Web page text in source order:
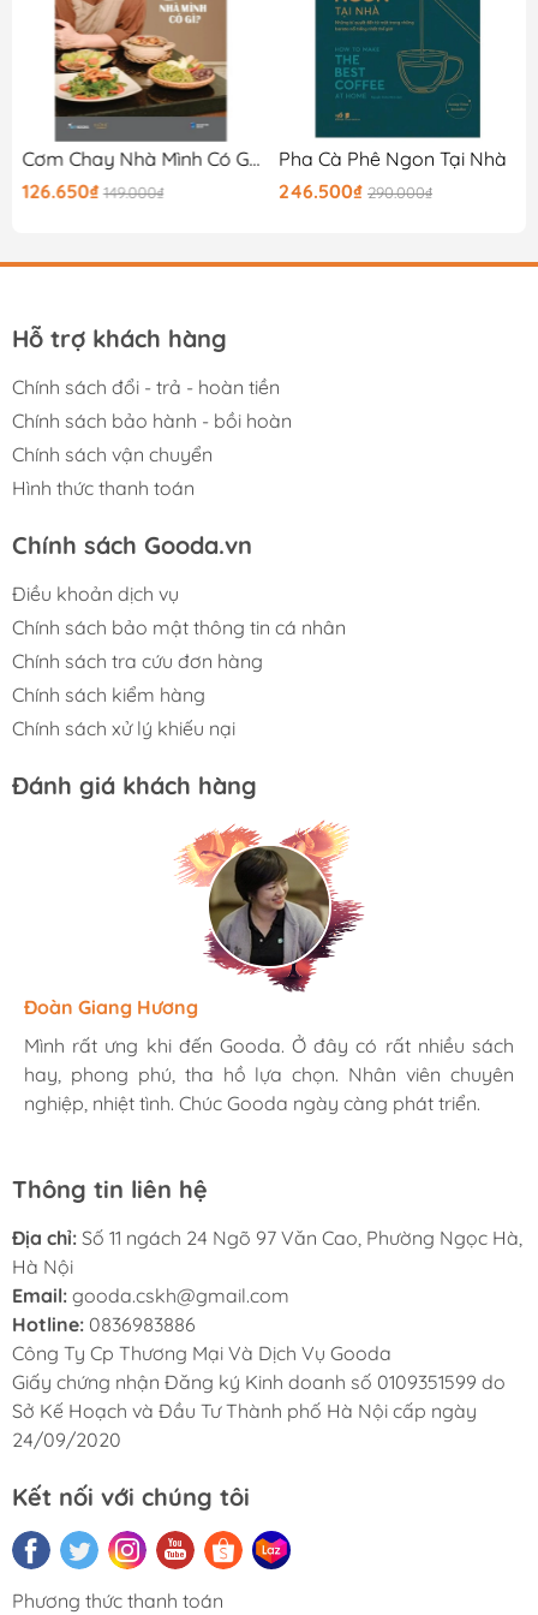
Gooda tin rằng cuốn sách sẽ mang lại kiến thức thật bổ
ích cùng những trải nghiệm thật tuyệt vời, hy vọng đây
sẽ là 1 cuốn sách quý trên kệ sách của bạn!
Cơm Chay Nhà Mình Có Gì?
126.650₫ 149.000₫
Pha Cà Phê Ngon Tại Nhà
246.500₫ 290.000₫
Hỗ trợ khách hàng
Chính sách đổi - trả - hoàn tiền
Chính sách bảo hành - bồi hoàn
Chính sách vận chuyển
Hình thức thanh toán
Chính sách Gooda.vn
Điều khoản dịch vụ
Chính sách bảo mật thông tin cá nhân
Chính sách tra cứu đơn hàng
Chính sách kiểm hàng
Chính sách xử lý khiếu nại
Đánh giá khách hàng
Hương Suri
Mình rất ưng khi đến Gooda. Ở đây có rất nhiều sách
hay, phong phú, tha hồ lựa chọn. Nhân viên chuyên
nghiệp, nhiệt tình. Chúc Gooda ngày càng phát triển.
Đoàn Giang Hương
Mình rất ưng khi đến Gooda. Ở đây có rất nhiều sách
hay, phong phú, tha hồ lựa chọn. Nhân viên chuyên
nghiệp, nhiệt tình. Chúc Gooda ngày càng phát triển.
Ngọc Anh
Mình rất ưng khi đến Gooda. Ở đây có rất nhiều sách
hay, phong phú, tha hồ lựa chọn. Nhân viên chuyên
nghiệp, nhiệt tình. Chúc Gooda ngày càng phát triển.
Thông tin liên hệ
Địa chỉ: Số 11 ngách 24 Ngõ 97 Văn Cao, Phường Ngọc Hà,
Hà Nội
Email: gooda.cskh@gmail.com
Hotline: 0836983886
Công Ty Cp Thương Mại Và Dịch Vụ Gooda
Giấy chứng nhận Đăng ký Kinh doanh số 0109351599 do
Sở Kế Hoạch và Đầu Tư Thành phố Hà Nội cấp ngày
24/09/2020
Kết nối với chúng tôi
Phương thức thanh toán